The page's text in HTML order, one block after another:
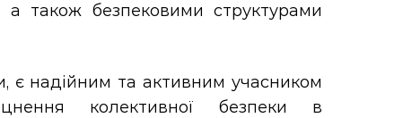
також безпековими структурами
є надійним та активним учасником
колективної безпеки в